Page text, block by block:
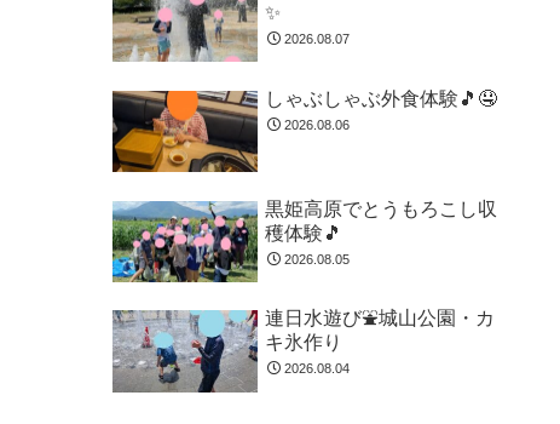
✨
2026.08.07
しゃぶしゃぶ外食体験🎵🤤
2026.08.06
黒姫高原でとうもろこし収
穫体験🎵
2026.08.05
連日水遊び⛲城山公園・カ
キ氷作り
2026.08.04